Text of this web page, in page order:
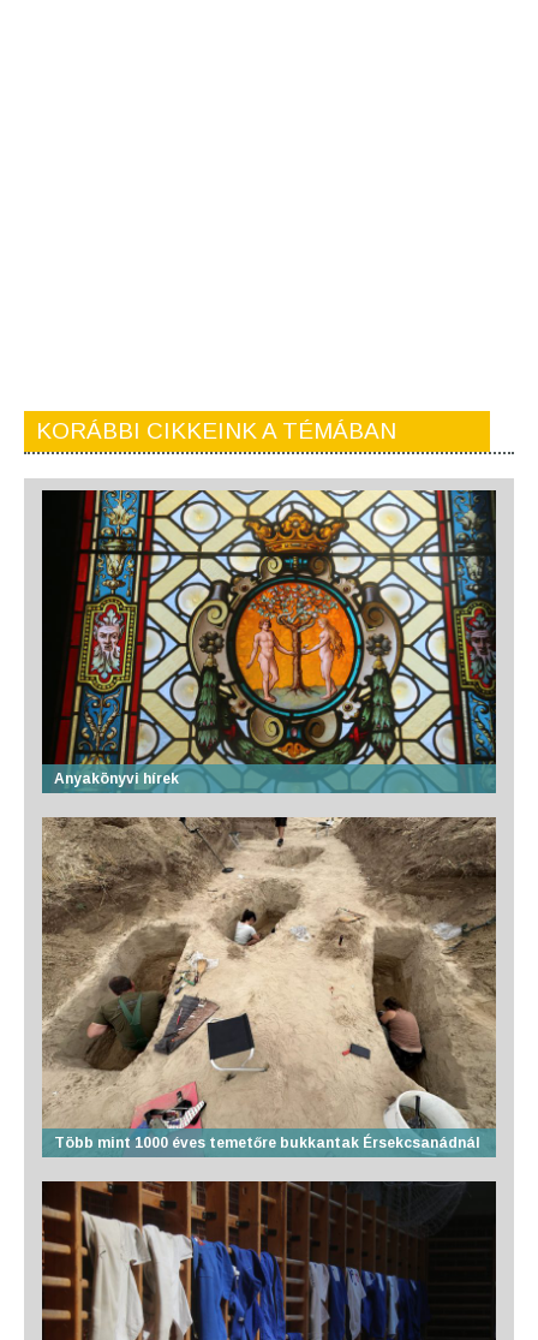
KORÁBBI CIKKEINK A TÉMÁBAN
Anyakönyvi hírek
Több mint 1000 éves temetőre bukkantak Érsekcsanádnál